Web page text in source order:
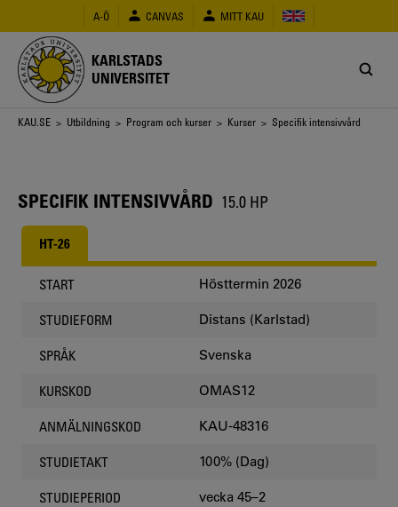
huvudinnehåll
A-Ö CANVAS MITT KAU
KARLSTADS
UNIVERSITET
Länkstig
KAU.SE > Utbildning > Program och kurser > Kurser > Specifik intensivvård
SPECIFIK INTENSIVVÅRD 15.0 HP
HT-26
START Hösttermin 2026
STUDIEFORM Distans (Karlstad)
SPRÅK Svenska
KURSKOD OMAS12
ANMÄLNINGSKOD KAU-48316
STUDIETAKT 100% (Dag)
STUDIEPERIOD vecka 45–2